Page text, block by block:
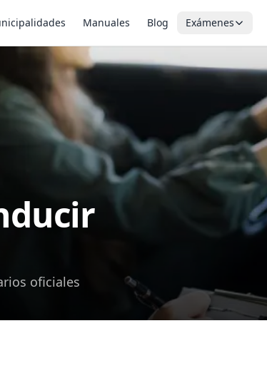
Manuales Blog Exámenes
oficiales